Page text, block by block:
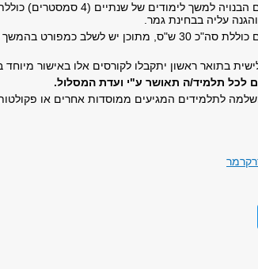
תכנית הלימודים הבנויה
עליה בבחינת גמר.
תכנית הלימודים כוללת סה"כ 30 ש"ס, מתוכן יש
בתואר ראשון יתקבלו לקורסים אלו באישור מיוחד
לכל תלמיד/ה תאושר ע"י ועדת המסלול.
לתלמידים המגיעים ממוסדות אחרים או